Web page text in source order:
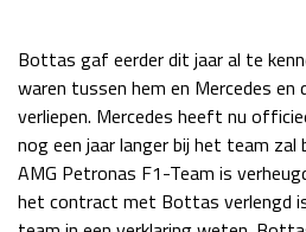
Kwalificatie
Race
Kwalificatie
Race
GP ABU DHABI 2026
Bottas gaf eerder dit jaar al te
waren tussen hem en Mercedes en
verliepen. Mercedes heeft nu
nog een jaar langer bij het team zal
AMG Petronas F1-Team is
het contract met Bottas verlengd